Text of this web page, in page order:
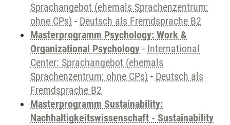
Sprachangebot (ehemals Sprachenzentrum;
ohne CPs) - Deutsch als Fremdsprache B2
Masterprogramm Psychology: Work &
Organizational Psychology - International
Center: Sprachangebot (ehemals
Sprachenzentrum; ohne CPs) - Deutsch als
Fremdsprache B2
Masterprogramm Sustainability:
Nachhaltigkeitswissenschaft - Sustainability